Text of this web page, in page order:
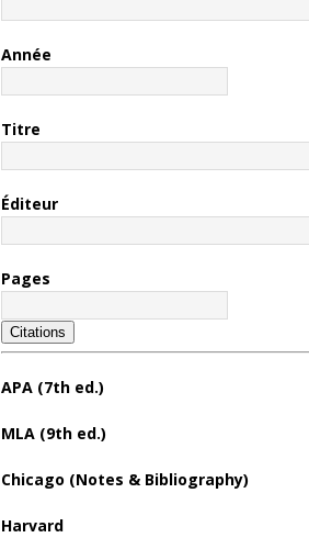
Année
Titre
Éditeur
Pages
Citations
APA (7th ed.)
MLA (9th ed.)
Chicago (Notes & Bibliography)
Harvard